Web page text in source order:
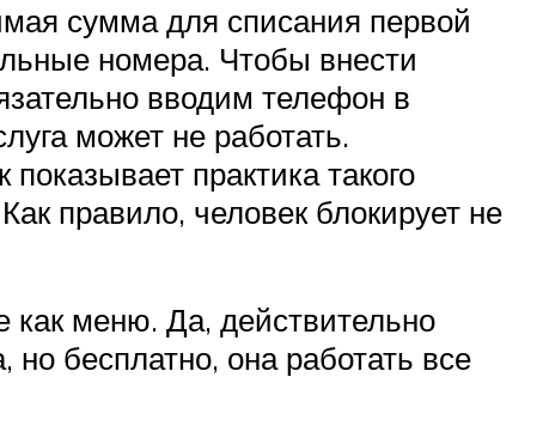
сумма для списания первой
номера. Чтобы внести
вводим телефон в
может не работать.
практика такого
правило, человек блокирует не
как меню. Да, действительно
бесплатно, она работать все